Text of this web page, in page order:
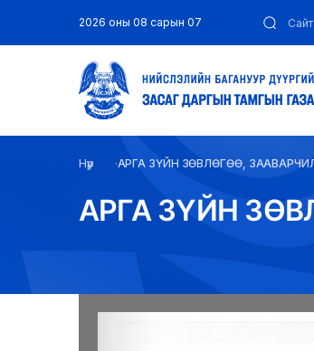
2026 оны 08 сарын 07
Нүүр AРГА ЗҮЙН ЗӨВЛӨГӨӨ,
AРГА ЗҮЙН